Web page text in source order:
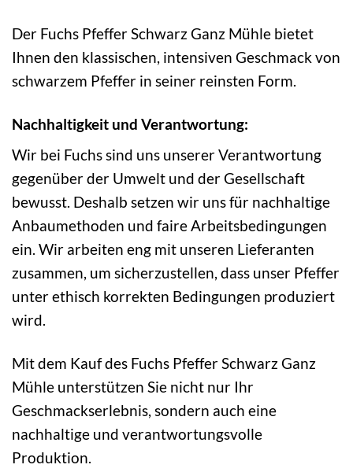
Der Fuchs Pfeffer Schwarz Ganz Mühle bietet
Ihnen den klassischen, intensiven Geschmack von
schwarzem Pfeffer in seiner reinsten Form.
Nachhaltigkeit und Verantwortung:
Wir bei Fuchs sind uns unserer Verantwortung
gegenüber der Umwelt und der Gesellschaft
bewusst. Deshalb setzen wir uns für nachhaltige
Anbaumethoden und faire Arbeitsbedingungen
ein. Wir arbeiten eng mit unseren Lieferanten
zusammen, um sicherzustellen, dass unser Pfeffer
unter ethisch korrekten Bedingungen produziert
wird.
Mit dem Kauf des Fuchs Pfeffer Schwarz Ganz
Mühle unterstützen Sie nicht nur Ihr
Geschmackserlebnis, sondern auch eine
nachhaltige und verantwortungsvolle
Produktion.